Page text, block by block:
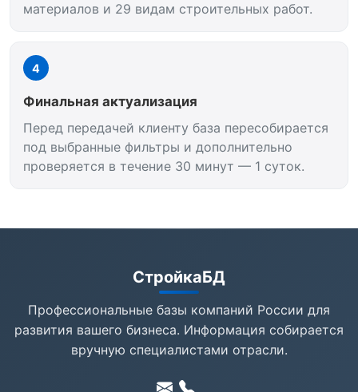
материалов и 29 видам строительных работ.
4
Финальная актуализация
Перед передачей клиенту база пересобирается
под выбранные фильтры и дополнительно
проверяется в течение 30 минут — 1 суток.
СтройкаБД
Профессиональные базы компаний России для
развития вашего бизнеса. Информация собирается
вручную специалистами отрасли.